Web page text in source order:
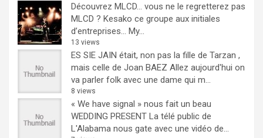
Découvrez MLCD… vous ne le regretterez pas
MLCD ? Kesako ce groupe aux initiales
d’entreprises… My...
13 views
ES SIE JAIN était, non pas la fille de Tarzan ,
mais celle de Joan BAEZ Allez aujourd'hui on
va parler folk avec une dame qui m...
8 views
« We have signal » nous fait un beau
WEDDING PRESENT La télé public de
L'Alabama nous gate avec une vidéo de...